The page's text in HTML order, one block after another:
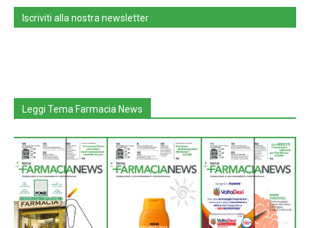
Iscriviti alla nostra newsletter
Leggi Tema Farmacia News